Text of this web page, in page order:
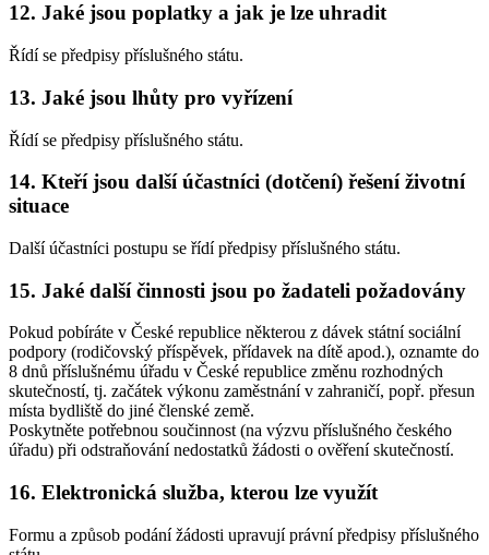
12. Jaké jsou poplatky a jak je lze uhradit
Řídí se předpisy příslušného státu.
13. Jaké jsou lhůty pro vyřízení
Řídí se předpisy příslušného státu.
14. Kteří jsou další účastníci (dotčení) řešení životní
situace
Další účastníci postupu se řídí předpisy příslušného státu.
15. Jaké další činnosti jsou po žadateli požadovány
Pokud pobíráte v České republice některou z dávek státní sociální
podpory (rodičovský příspěvek, přídavek na dítě apod.), oznamte do
8 dnů příslušnému úřadu v České republice změnu rozhodných
skutečností, tj. začátek výkonu zaměstnání v zahraničí, popř. přesun
místa bydliště do jiné členské země.
Poskytněte potřebnou součinnost (na výzvu příslušného českého
úřadu) při odstraňování nedostatků žádosti o ověření skutečností.
16. Elektronická služba, kterou lze využít
Formu a způsob podání žádosti upravují právní předpisy příslušného